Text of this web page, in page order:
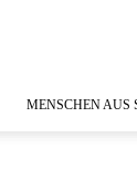
MENSCHEN AUS